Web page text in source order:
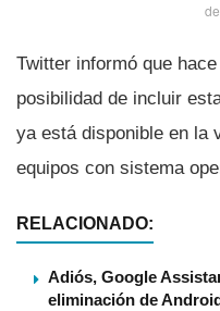
Twitter informó que
posibilidad de incluir
ya está disponible en la
equipos con sistema
RELACIONADO:
Adiós, Google
eliminación de